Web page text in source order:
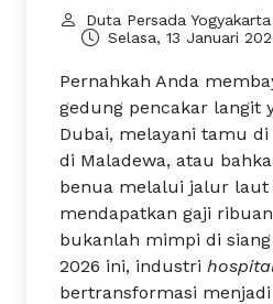
Duta Persada Yogyakarta
Selasa, 13 Januari
Pernahkah Anda
gedung pencakar langit
Dubai, melayani tamu
di Maladewa, atau
benua melalui jalur laut
mendapatkan gaji
bukanlah mimpi di
2026 ini, industri
bertransformasi